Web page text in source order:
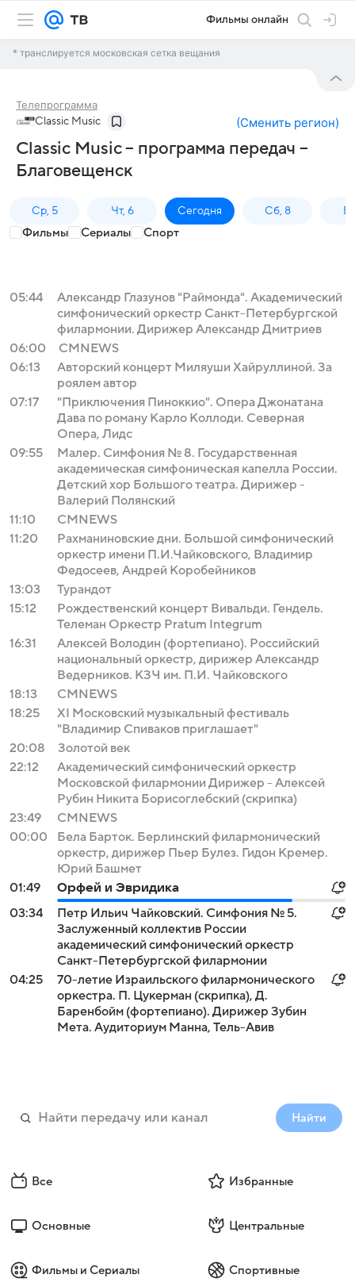
Фильмы онлайн
* транслируется московская сетка вещания
Телепрограмма
Classic Music (Сменить регион)
Classic Music – программа передач –
Благовещенск
Ср, 5 Чт, 6 Сегодня Сб, 8
Фильмы Сериалы Спорт
05:44
Александр Глазунов "Раймонда". Академический
симфонический оркестр Санкт-Петербургской
филармонии. Дирижер Александр Дмитриев
06:00
СМNEWS
06:13
Авторский концерт Миляуши Хайруллиной. За
роялем автор
07:17
"Приключения Пиноккио". Опера Джонатана
Дава по роману Карло Коллоди. Северная
Опера, Лидс
09:55
Малер. Симфония № 8. Государственная
академическая симфоническая капелла России.
Детский хор Большого театра. Дирижер -
Валерий Полянский
11:10
СМNEWS
11:20
Рахманиновские дни. Большой симфонический
оркестр имени П.И.Чайковского, Владимир
Федосеев, Андрей Коробейников
13:03
Турандот
15:12
Рождественский концерт Вивальди. Гендель.
Телеман Оркестр Pratum Integrum
16:31
Алексей Володин (фортепиано). Российский
национальный оркестр, дирижер Александр
Ведерников. КЗЧ им. П.И. Чайковского
18:13
СМNEWS
18:25
XI Московский музыкальный фестиваль
"Владимир Спиваков приглашает"
20:08
Золотой век
22:12
Академический симфонический оркестр
Московской филармонии Дирижер - Алексей
Рубин Никита Борисоглебский (скрипка)
23:49
СМNEWS
00:00
Бела Барток. Берлинский филармонический
оркестр, дирижер Пьер Булез. Гидон Кремер.
Юрий Башмет
01:49
Орфей и Эвридика
03:34
Петр Ильич Чайковский. Симфония № 5.
Заслуженный коллектив России
академический симфонический оркестр
Санкт-Петербургской филармонии
04:25
70-летие Израильского филармонического
оркестра. П. Цукерман (скрипка), Д.
Баренбойм (фортепиано). Дирижер Зубин
Мета. Аудиториум Манна, Тель-Авив
Найти
Все Избранные
Основные Центральные
Фильмы и Сериалы Спортивные